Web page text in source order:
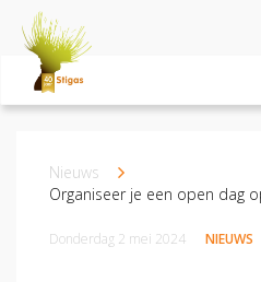
Kennisbank
Sectoren
Kruimelpad
Nieuws
Donderdag 2 mei 2024 NIEUWS